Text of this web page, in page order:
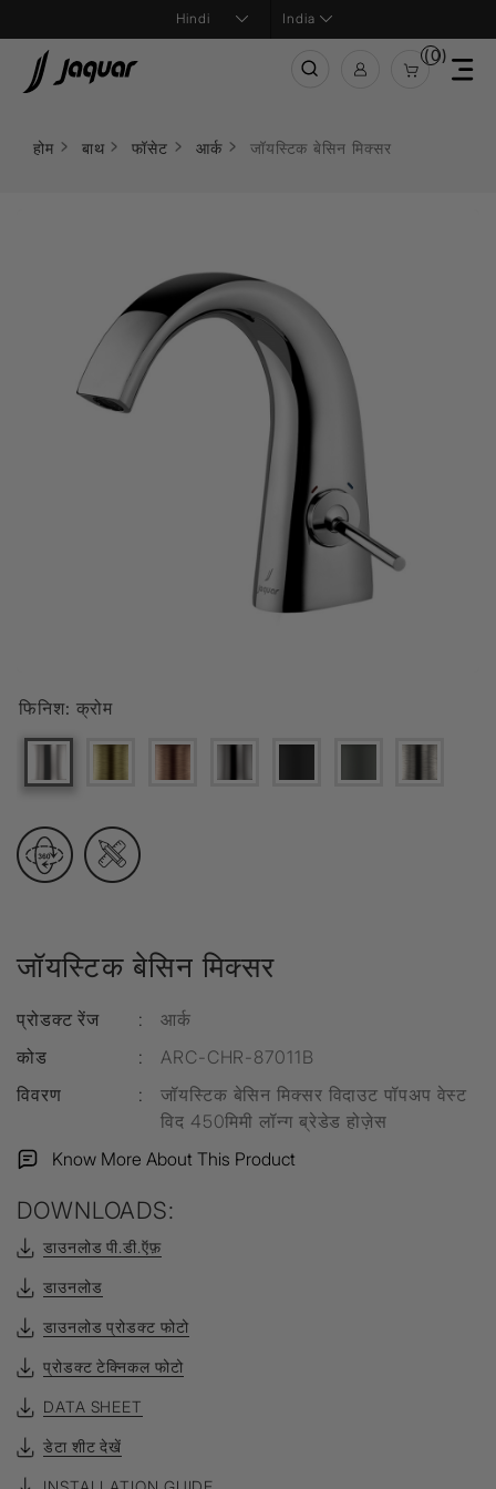
India
(0)
होम बाथ फॉसेट आर्क जॉयस्टिक बेसिन मिक्सर
जॉयस्टिक बेसिन मिक्सर
प्रोडक्ट रेंज :
आर्क
कोड
:
ARC-CHR-87011B
विवरण
:
जॉयस्टिक बेसिन मिक्सर विदाउट पॉपअप वेस्ट
विद 450मिमी लॉन्ग ब्रेडेड होज़ेस
फिनिश: क्रोम
Know More About This Product
DOWNLOADS:
डाउनलोड पी.डी.ऍफ़
डाउनलोड
डाउनलोड प्रोडक्ट फोटो
प्रोडक्ट टेक्निकल फोटो
DATA SHEET
डेटा शीट देखें